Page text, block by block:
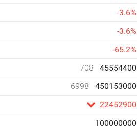
-3.6%
-3.6%
-65.2%
708
45554400
6998
450153000
22452900
100000000